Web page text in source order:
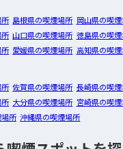
島根県の喫煙場所 岡山県の喫
山口県の喫煙場所 徳島県の喫
愛媛県の喫煙場所 高知県の喫
佐賀県の喫煙場所 長崎県の喫
大分県の喫煙場所 宮崎県の喫
所 沖縄県の喫煙場所